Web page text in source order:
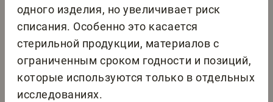
одного изделия, но увеличивает риск
списания. Особенно это касается
стерильной продукции, материалов с
ограниченным сроком годности и позиций,
которые используются только в отдельных
исследованиях.